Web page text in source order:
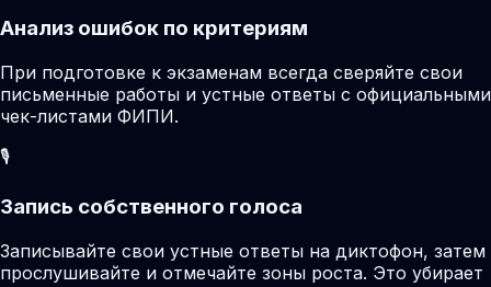
Анализ ошибок по критериям
При подготовке к экзаменам всегда сверяйте свои
письменные работы и устные ответы с официальными
чек-листами ФИПИ.
🎙️
Запись собственного голоса
Записывайте свои устные ответы на диктофон, затем
прослушивайте и отмечайте зоны роста. Это убирает